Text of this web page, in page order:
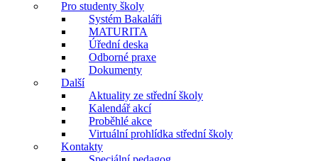
Pro studenty školy
Systém Bakaláři
MATURITA
Úřední deska
Odborné praxe
Dokumenty
Další
Aktuality ze střední školy
Kalendář akcí
Proběhlé akce
Virtuální prohlídka střední školy
Kontakty